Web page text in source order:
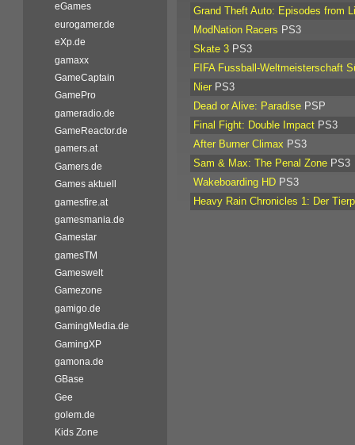
Grand Theft Auto: Episodes from
ModNation Racers PS3
Skate 3PS3
FIFA Fussball-Weltmeisterschaft
NierPS3
Dead or Alive: ParadisePSP
Final Fight: Double ImpactPS3
After Burner Climax PS3
Sam & Max: The Penal ZonePS3
Wakeboarding HDPS3
Heavy Rain Chronicles 1: Der
eGames
eurogamer.de
eXp.de
gamaxx
GameCaptain
GamePro
gameradio.de
GameReactor.de
gamers.at
Gamers.de
Games aktuell
gamesfire.at
gamesmania.de
Gamestar
gamesTM
Gameswelt
Gamezone
gamigo.de
GamingMedia.de
GamingXP
gamona.de
GBase
Gee
golem.de
Kids Zone